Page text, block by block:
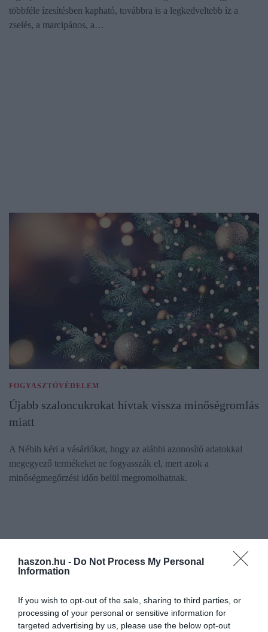
haszon.hu - Do Not Process My Personal
Information
If you wish to opt-out of the sale, sharing to third parties, or
processing of your personal or sensitive information for
targeted advertising by us, please use the below opt-out
többféle ízesítésben kapható, továbbra is a legkedveltebb íz a
zselés, a marcipános, a…
FOGYASZTÓVÉDELEM
Újabb szaloncukrokat hívtak vissza minőségromlás
miatt
A Nébih kéri a vásárlókat, hogy az alábbi azonosító adatokkal
megegyező termékeket ne fogyasszák el, mert azok a
minőségmegőrzési időn belül megromolhatnak.